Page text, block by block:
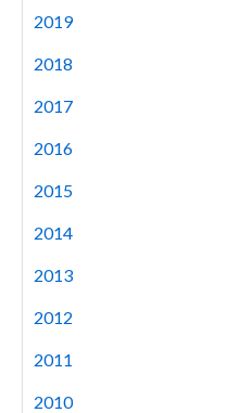
2019
2018
2017
2016
2015
2014
2013
2012
2011
2010